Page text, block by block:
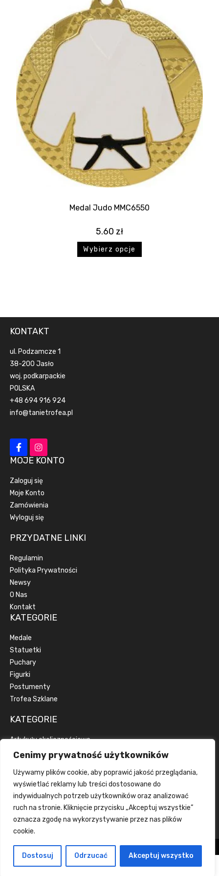
Cenimy prywatność użytkowników
Używamy plików cookie, aby poprawić jakość przeglądania,
wyświetlać reklamy lub treści dostosowane do
indywidualnych potrzeb użytkowników oraz analizować
ruch na stronie. Kliknięcie przycisku „Akceptuj wszystkie”
oznacza zgodę na wykorzystywanie przez nas plików
cookie.
Dostosuj Odrzucać Akceptuj wszystko
Medal Judo MMC6550
5.60 zł
Wybierz opcje
KONTAKT
ul. Podzamcze 1
38-200 Jasło
woj. podkarpackie
POLSKA
+48 694 916 924
info@tanietrofea.pl
MOJE KONTO
Zaloguj się
Moje Konto
Zamówienia
Wyloguj się
PRZYDATNE LINKI
Regulamin
Polityka Prywatności
Newsy
O Nas
Kontakt
KATEGORIE
Medale
Statuetki
Puchary
Figurki
Postumenty
Trofea Szklane
KATEGORIE
Artykuły okolicznościowe
Artykuły reklamowe
Emblematy
Wstążki
Grawerka
Wszelkie prawa zastrzeżone tanietrofea.pl